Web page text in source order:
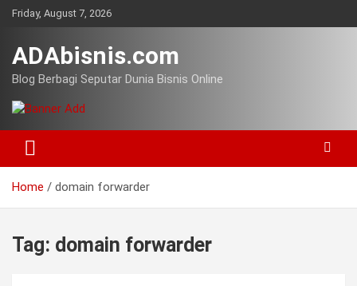
SkipFriday, August 7, 2026
ADAbisnis.com
Blog Berbagi Seputar Dunia Bisnis Online
Home domain forwarder
Tag: domain forwarder